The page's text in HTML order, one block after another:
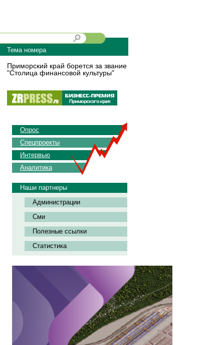
Тема номера
Приморский край борется за звание
"Столица финансовой культуры"
Опрос
Спецпроекты
Интервью
Аналитика
Наши партнеры
Администрации
Сми
Полезные ссылки
Статистика